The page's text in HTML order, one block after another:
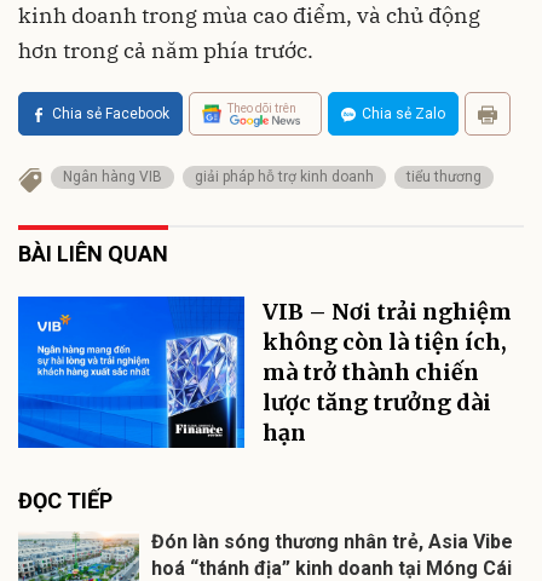
kinh doanh trong mùa cao điểm, và chủ động
hơn trong cả năm phía trước.
Chia sẻ Facebook Theo dõi trên Chia sẻ Zalo
Ngân hàng VIB giải pháp hỗ trợ kinh doanh tiểu thương
BÀI LIÊN QUAN
VIB – Nơi trải nghiệm
không còn là tiện ích,
mà trở thành chiến
lược tăng trưởng dài
hạn
ĐỌC TIẾP
Đón làn sóng thương nhân trẻ, Asia Vibe
hoá “thánh địa” kinh doanh tại Móng Cái